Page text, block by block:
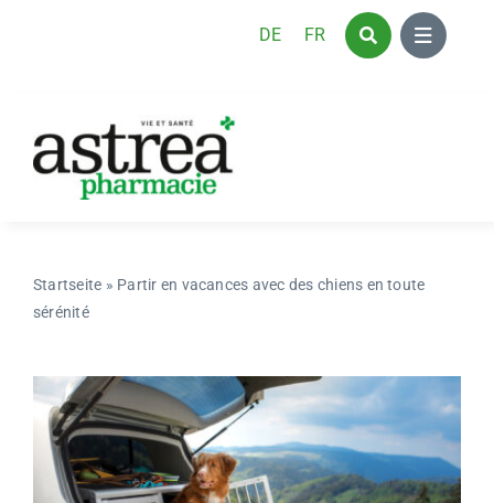
DE FR
Startseite » Partir en vacances avec des chiens en toute
sérénité